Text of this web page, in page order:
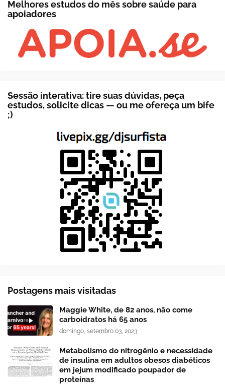
Melhores estudos do mês sobre saúde para
apoiadores
Sessão interativa: tire suas dúvidas, peça
estudos, solicite dicas — ou me ofereça um bife
;)
Postagens mais visitadas
Maggie White, de 82 anos, não come
carboidratos há 65 anos
domingo, setembro 03, 2023
Metabolismo do nitrogênio e necessidade
de insulina em adultos obesos diabéticos
em jejum modificado poupador de
proteínas